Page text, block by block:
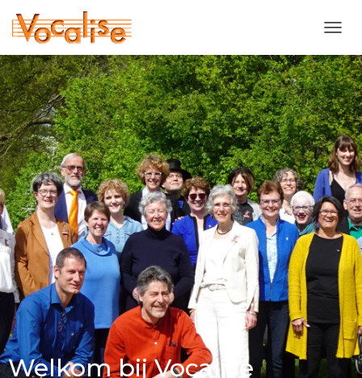
O
G
G
L
E
N
A
V
I
A
T
I
E
Welkom bij Vocalise